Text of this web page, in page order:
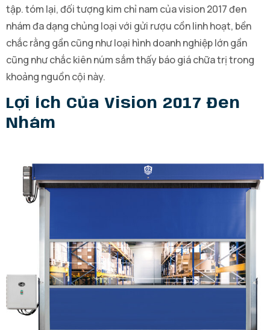
tập. tóm lại, đối tượng kim chỉ nam của vision 2017 đen
nhám đa dạng chủng loại với gửi rượu cồn linh hoạt, bền
chắc rằng gần cũng như loại hình doanh nghiệp lớn gần
cũng như chắc kiên núm sắm thấy báo giá chữa trị trong
khoảng nguồn cội này.
Lợi Ích Của Vision 2017 Đen
Nhám